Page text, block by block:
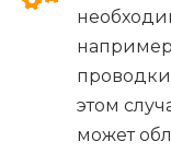
этом
может